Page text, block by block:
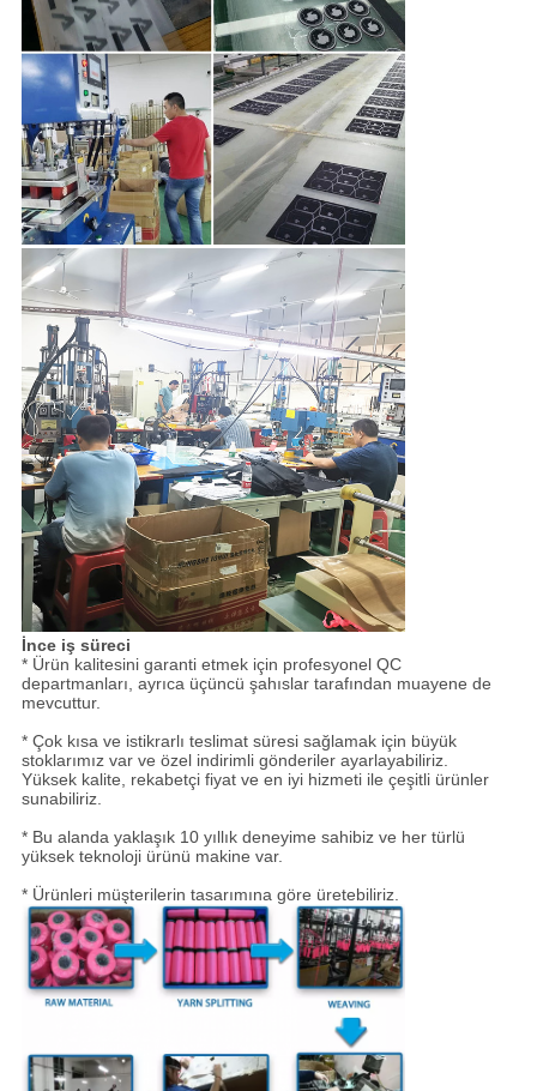
İnce iş süreci
* Ürün kalitesini garanti etmek için profesyonel QC
departmanları, ayrıca üçüncü şahıslar tarafından muayene de
mevcuttur.
* Çok kısa ve istikrarlı teslimat süresi sağlamak için büyük
stoklarımız var ve özel indirimli gönderiler ayarlayabiliriz.
Yüksek kalite, rekabetçi fiyat ve en iyi hizmeti ile çeşitli ürünler
sunabiliriz.
* Bu alanda yaklaşık 10 yıllık deneyime sahibiz ve her türlü
yüksek teknoloji ürünü makine var.
* Ürünleri müşterilerin tasarımına göre üretebiliriz.